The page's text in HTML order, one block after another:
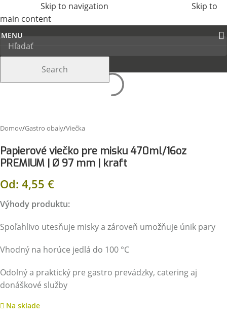
Skip to navigation
Skip to
main content
MENU
Search
Domov/Gastro obaly/Viečka
Papierové viečko pre misku 470ml/16oz
PREMIUM | Ø 97 mm | kraft
Od: 4,55 €
Výhody produktu:
Spoľahlivo utesňuje misky a zároveň umožňuje únik pary
Vhodný na horúce jedlá do 100 °C
Odolný a praktický pre gastro prevádzky, catering aj
donáškové služby
Na sklade